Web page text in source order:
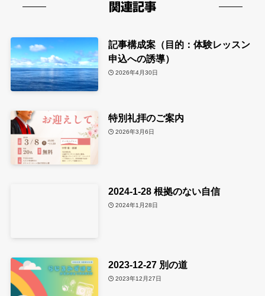
関連記事
記事構成案（目的：体験レッスン
申込への誘導）
2026年4月30日
特別礼拝のご案内
2026年3月6日
2024-1-28 根拠のない自信
2024年1月28日
2023-12-27 別の道
2023年12月27日